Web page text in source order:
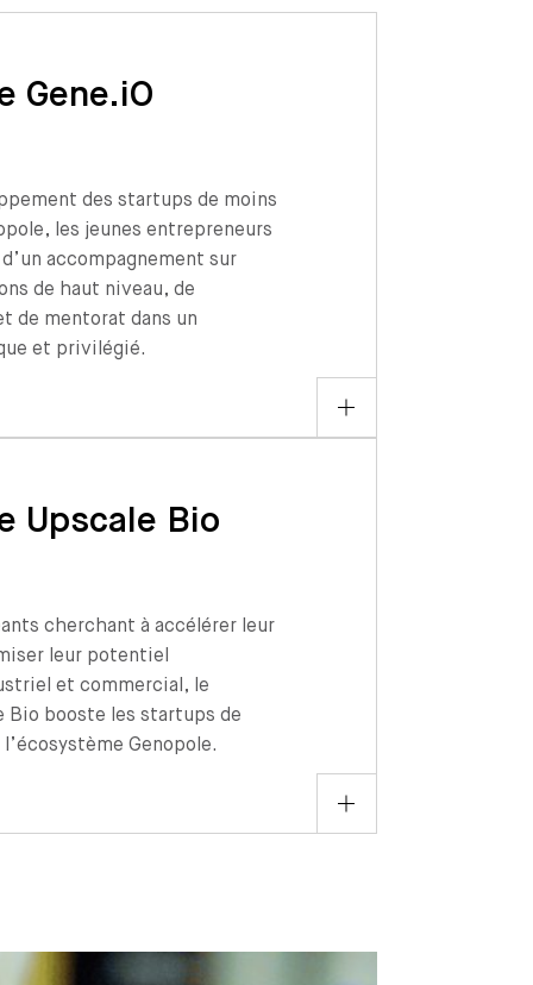
Gene.iO
des startups de moins
les jeunes entrepreneurs
accompagnement sur
de haut niveau, de
de mentorat dans un
et privilégié.
Upscale Bio
cherchant à accélérer leur
leur potentiel
et commercial, le
Bio booste les startups de
Genopole.